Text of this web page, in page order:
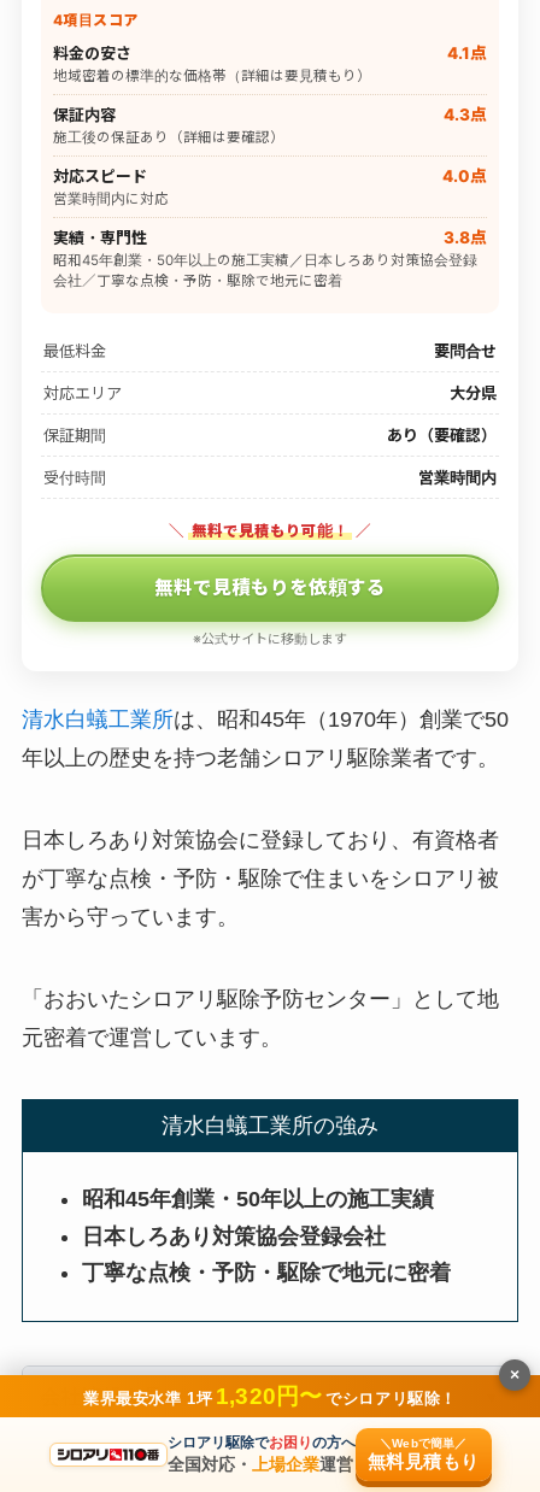
4項目スコア
料金の安さ 4.1点
地域密着の標準的な価格帯（詳細は要見積もり）
保証内容 4.3点
施工後の保証あり（詳細は要確認）
対応スピード 4.0点
営業時間内に対応
実績・専門性 3.8点
昭和45年創業・50年以上の施工実績／日本しろあり対策協会登録
会社／丁寧な点検・予防・駆除で地元に密着
最低料金 要問合せ
対応エリア 大分県
保証期間 あり（要確認）
受付時間 営業時間内
＼ 無料で見積もり可能！ ／
無料で見積もりを依頼する
※公式サイトに移動します
清水白蟻工業所は、昭和45年（1970年）創業で50
年以上の歴史を持つ老舗シロアリ駆除業者です。
日本しろあり対策協会に登録しており、有資格者
が丁寧な点検・予防・駆除で住まいをシロアリ被
害から守っています。
「おおいたシロアリ駆除予防センター」として地
元密着で運営しています。
清水白蟻工業所の強み
昭和45年創業・50年以上の施工実績
日本しろあり対策協会登録会社
丁寧な点検・予防・駆除で地元に密着
会社情報を見る
業界最安水準 1坪 1,320円〜 でシロアリ駆除！
シロアリ駆除でお困りの方へ
全国対応・ 上場企業運営
＼Webで簡単／
無料見積もり
×